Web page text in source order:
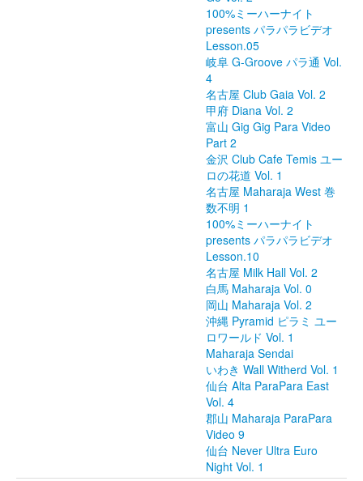
100%ミーハーナイト
presents パラパラビデオ
Lesson.05
岐阜 G-Groove パラ通 Vol.
4
名古屋 Club Gaia Vol. 2
甲府 Diana Vol. 2
富山 Gig Gig Para Video
Part 2
金沢 Club Cafe Temis ユー
ロの花道 Vol. 1
名古屋 Maharaja West 巻
数不明 1
100%ミーハーナイト
presents パラパラビデオ
Lesson.10
名古屋 Milk Hall Vol. 2
白馬 Maharaja Vol. 0
岡山 Maharaja Vol. 2
沖縄 Pyramid ピラミ ユー
ロワールド Vol. 1
Maharaja Sendai
いわき Wall Witherd Vol. 1
仙台 Alta ParaPara East
Vol. 4
郡山 Maharaja ParaPara
Video 9
仙台 Never Ultra Euro
Night Vol. 1